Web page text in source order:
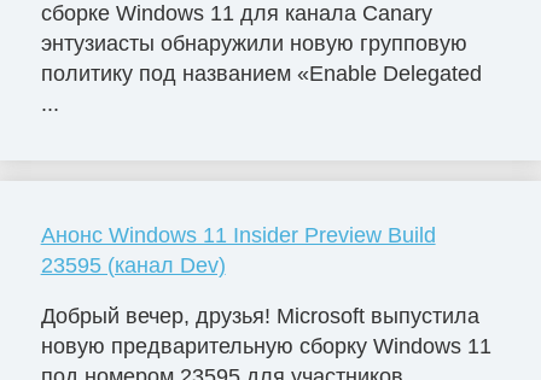
сборке Windows 11 для канала Canary
энтузиасты обнаружили новую групповую
политику под названием «Enable Delegated
...
Анонс Windows 11 Insider Preview Build
23595 (канал Dev)
Добрый вечер, друзья! Microsoft выпустила
новую предварительную сборку Windows 11